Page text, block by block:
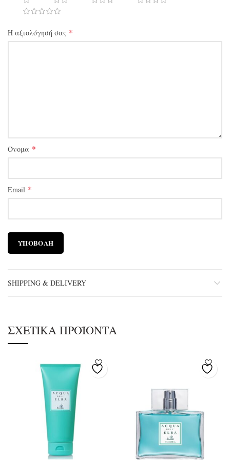
Η αξιολόγησή σας *
Όνομα *
Email *
SHIPPING & DELIVERY
ΣΧΕΤΙΚΆ ΠΡΟΪΌΝΤΑ